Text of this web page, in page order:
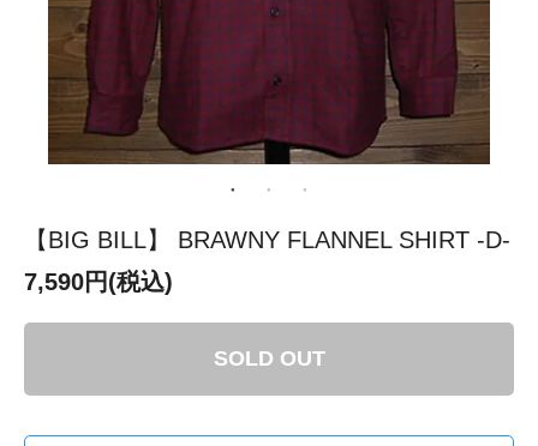
【BIG BILL】 BRAWNY FLANNEL SHIRT -D-
7,590円(税込)
SOLD OUT